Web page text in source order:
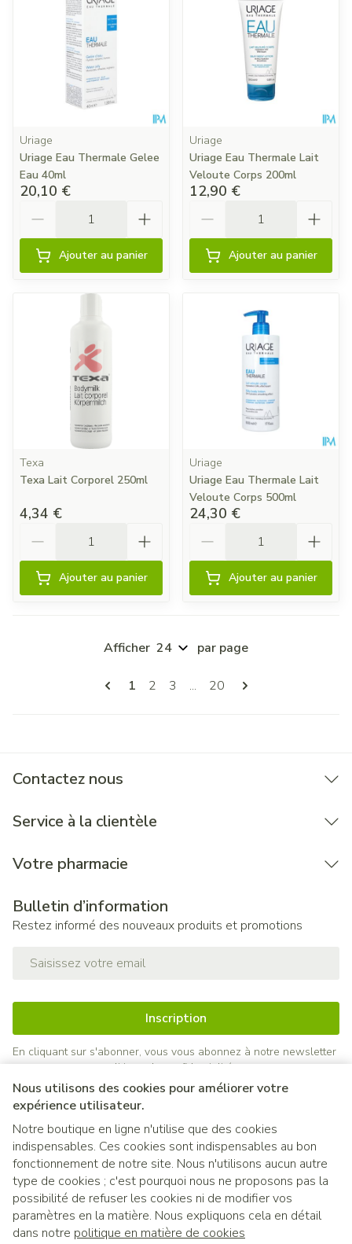
Nous utilisons des cookies pour améliorer votre
expérience utilisateur.
Notre boutique en ligne n'utilise que des cookies
indispensables. Ces cookies sont indispensables au bon
fonctionnement de notre site. Nous n'utilisons aucun autre
type de cookies ; c'est pourquoi nous ne proposons pas la
possibilité de refuser les cookies ni de modifier vos
paramètres en la matière. Nous expliquons cela en détail
dans notre politique en matière de cookies
Uriage
Uriage Eau Thermale Gelee
Eau 40ml
20,10 €
Ajouter au panier
Uriage
Uriage Eau Thermale Lait
Veloute Corps 200ml
12,90 €
Ajouter au panier
Texa
Texa Lait Corporel 250ml
4,34 €
Ajouter au panier
Uriage
Uriage Eau Thermale Lait
Veloute Corps 500ml
24,30 €
Ajouter au panier
Pages
Vous lisez actuellement la page
1 Page
2 Page
3 ... Page
20
Afficher par page
Contactez nous
Service à la clientèle
Votre pharmacie
Bulletin d’information
Restez informé des nouveaux produits et promotions
Inscription
En cliquant sur s'abonner, vous vous abonnez à notre newsletter
et acceptez notrepolitique de confidentialité.
Liens légaux